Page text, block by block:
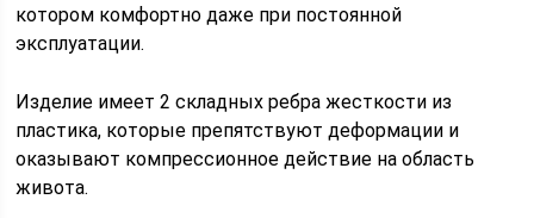
котором комфортно даже при постоянной
эксплуатации.
Изделие имеет 2 складных ребра жесткости из
пластика, которые препятствуют деформации и
оказывают компрессионное действие на область
живота.